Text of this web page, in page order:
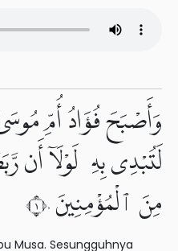
وَأَصْبَحَ فُؤَادُ أُمِّ
لَتُبْدِى بِهِۦ لَوْلَآ أَن
مِنَ ٱلْمُؤْمِنِينَ ١٠
Musa. Sesungguhnya